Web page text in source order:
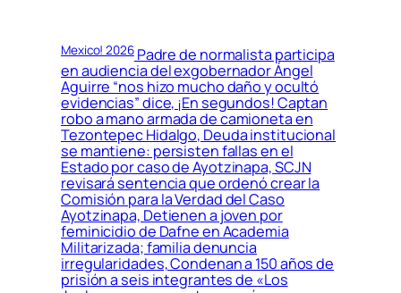
Mexico! 2026Padre de normalista participa
en audiencia del exgobernador Ángel
Aguirre “nos hizo mucho daño y ocultó
evidencias” dice, ¡En segundos! Captan
robo a mano armada de camioneta en
Tezontepec Hidalgo, Deuda institucional
se mantiene: persisten fallas en el
Estado por caso de Ayotzinapa, SCJN
revisará sentencia que ordenó crear la
Comisión para la Verdad del Caso
Ayotzinapa, Detienen a joven por
feminicidio de Dafne en Academia
Militarizada; familia denuncia
irregularidades, Condenan a 150 años de
prisión a seis integrantes de «Los